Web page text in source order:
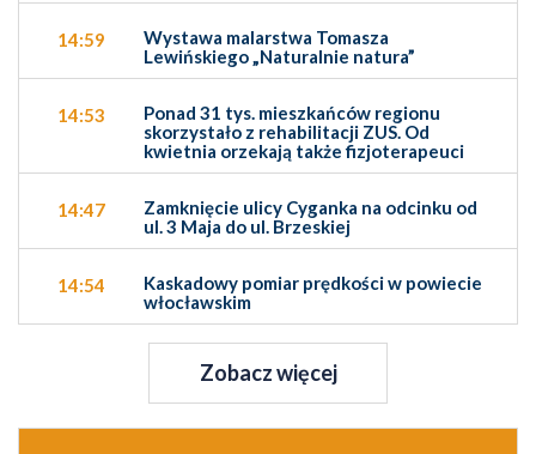
14:59
Wystawa malarstwa Tomasza
Lewińskiego „Naturalnie natura”
14:53
Ponad 31 tys. mieszkańców regionu
skorzystało z rehabilitacji ZUS. Od
kwietnia orzekają także fizjoterapeuci
14:47
Zamknięcie ulicy Cyganka na odcinku od
ul. 3 Maja do ul. Brzeskiej
14:54
Kaskadowy pomiar prędkości w powiecie
włocławskim
Zobacz więcej